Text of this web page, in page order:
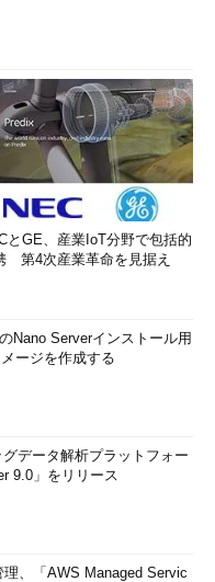
とGE、産業IoT分野で包括的
第4次産業革命を見据え
Nano Serverインストール用
ージを作成する
データ解析プラットフォー
9.0」をリリース
、「AWS Managed Servic